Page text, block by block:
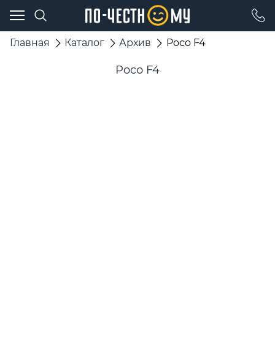
Главная Каталог Архив Poco F4
Poco F4